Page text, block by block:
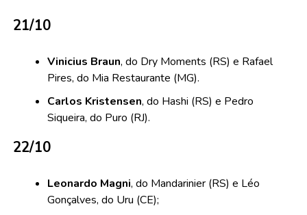
21/10
Vinicius Braun, do Dry Moments (RS) e Rafael
Pires, do Mia Restaurante (MG).
Carlos Kristensen, do Hashi (RS) e Pedro
Siqueira, do Puro (RJ).
22/10
Leonardo Magni, do Mandarinier (RS) e Léo
Gonçalves, do Uru (CE);